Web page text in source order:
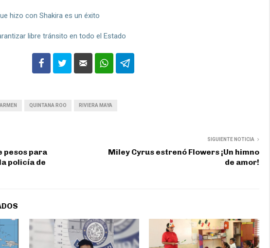
hizo con Shakira es un éxito
libre tránsito en todo el Estado
QUINTANA ROO RIVIERA MAYA
pesos para
policía de
SIGUIENTE NOTICIA
Miley Cyrus estrenó Flowers ¡Un himno
de amor!